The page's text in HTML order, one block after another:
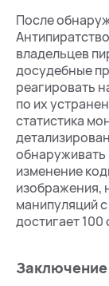
После
владельцев
досудебные
реагировать
по их
статистика
обнаруживать
изменение
изображения,
манипуляций
достигает 100
Заключение